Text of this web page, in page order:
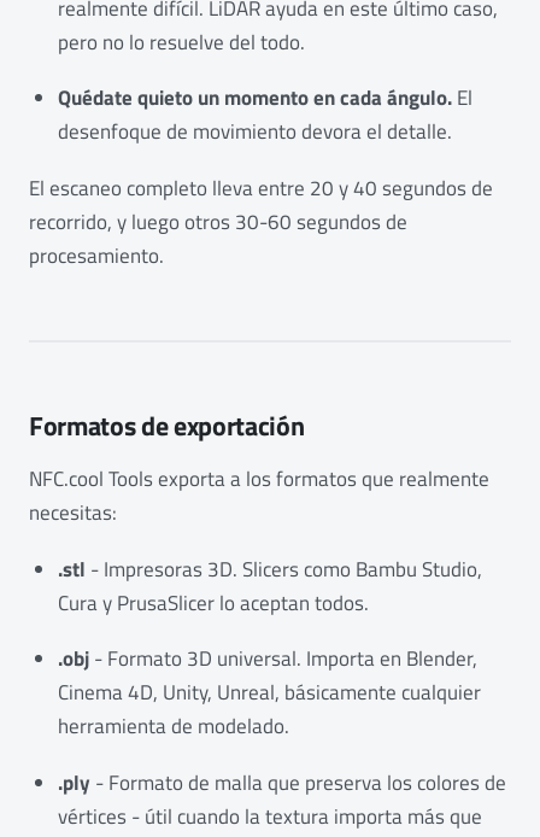
realmente difícil. LiDAR ayuda en este último caso,
pero no lo resuelve del todo.
Quédate quieto un momento en cada ángulo.El
desenfoque de movimiento devora el detalle.
El escaneo completo lleva entre 20 y 40 segundos de
recorrido, y luego otros 30-60 segundos de
procesamiento.
Formatos de exportación
NFC.cool Tools exporta a los formatos que realmente
necesitas:
.stl - Impresoras 3D. Slicers como Bambu Studio,
Cura y PrusaSlicer lo aceptan todos.
.obj- Formato 3D universal. Importa en Blender,
Cinema 4D, Unity, Unreal, básicamente cualquier
herramienta de modelado.
.ply - Formato de malla que preserva los colores de
vértices - útil cuando la textura importa más que